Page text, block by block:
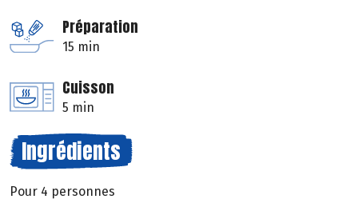
Préparation
15 min
Cuisson
5 min
Ingrédients
Pour 4 personnes